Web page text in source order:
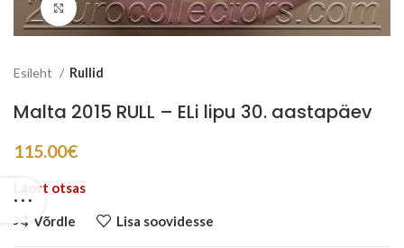
Suurenda
Esileht Rullid
Malta 2015 RULL – ELi lipu 30. aastapäev
115.00€
Laost otsas
Võrdle Lisa soovidesse